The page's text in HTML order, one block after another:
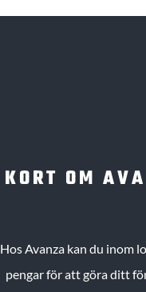
KORT OM
Hos Avanza kan du inom
pengar för att göra ditt